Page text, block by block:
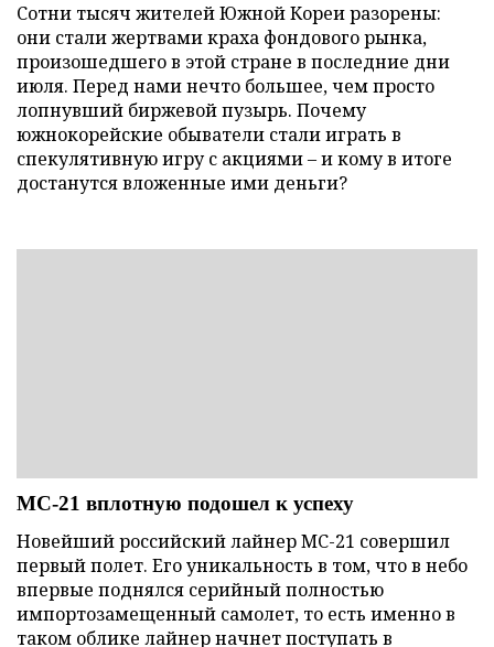
Сотни тысяч жителей Южной Кореи разорены:
они стали жертвами краха фондового рынка,
произошедшего в этой стране в последние дни
июля. Перед нами нечто большее, чем просто
лопнувший биржевой пузырь. Почему
южнокорейские обыватели стали играть в
спекулятивную игру с акциями – и кому в итоге
достанутся вложенные ими деньги?
МС-21 вплотную подошел к успеху
Новейший российский лайнер МС-21 совершил
первый полет. Его уникальность в том, что в небо
впервые поднялся серийный полностью
импортозамещенный самолет, то есть именно в
таком облике лайнер начнет поступать в